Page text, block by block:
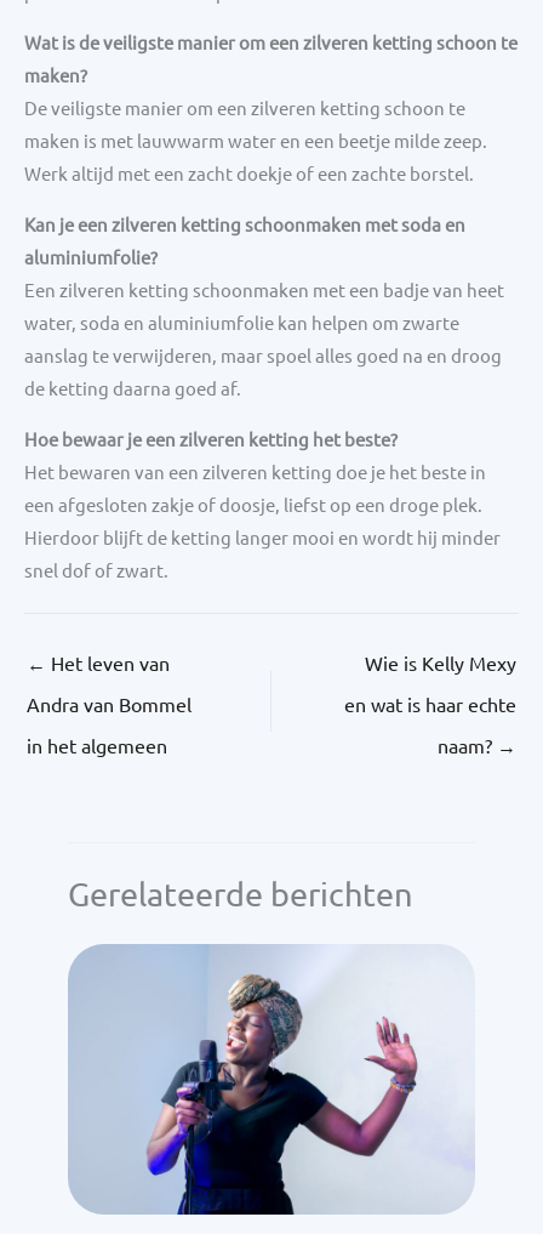
Wat is de veiligste manier om een zilveren ketting schoon te
maken?
De veiligste manier om een zilveren ketting schoon te
maken is met lauwwarm water en een beetje milde zeep.
Werk altijd met een zacht doekje of een zachte borstel.
Kan je een zilveren ketting schoonmaken met soda en
aluminiumfolie?
Een zilveren ketting schoonmaken met een badje van heet
water, soda en aluminiumfolie kan helpen om zwarte
aanslag te verwijderen, maar spoel alles goed na en droog
de ketting daarna goed af.
Hoe bewaar je een zilveren ketting het beste?
Het bewaren van een zilveren ketting doe je het beste in
een afgesloten zakje of doosje, liefst op een droge plek.
Hierdoor blijft de ketting langer mooi en wordt hij minder
snel dof of zwart.
← Het leven van
Andra van Bommel
in het algemeen
Wie is Kelly Mexy
en wat is haar echte
naam? →
Gerelateerde berichten